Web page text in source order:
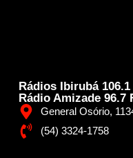
Rádios Ibirubá
Rádio Amizade 96.7
General Osório,
(54) 3324-1758